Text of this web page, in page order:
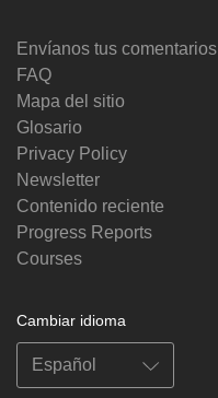
Envíanos tus comentarios
FAQ
Mapa del sitio
Glosario
Privacy Policy
Newsletter
Contenido reciente
Progress Reports
Courses
Cambiar idioma